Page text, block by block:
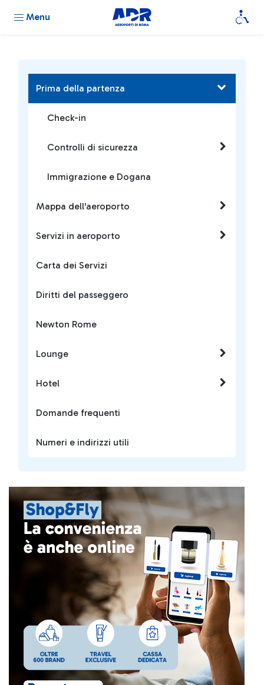
Menu
Prima della partenza
Check-in
Controlli di sicurezza
Immigrazione e Dogana
Mappa dell'aeroporto
Servizi in aeroporto
Carta dei Servizi
Diritti del passeggero
Newton Rome
Lounge
Hotel
Domande frequenti
Numeri e indirizzi utili